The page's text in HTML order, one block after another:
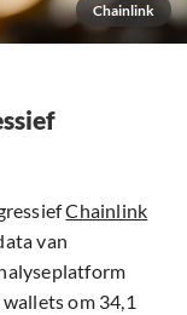
Chainlink
Chainlink
van
om 34,1